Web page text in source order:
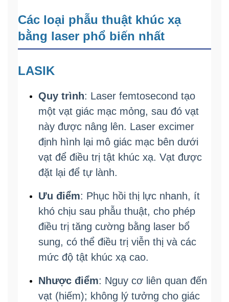
Các loại phẫu thuật khúc xạ
bằng laser phổ biến nhất
LASIK
Quy trình: Laser femtosecond tạo
một vạt giác mạc mỏng, sau đó vạt
này được nâng lên. Laser excimer
định hình lại mô giác mạc bên dưới
vạt để điều trị tật khúc xạ. Vạt được
đặt lại để tự lành.
Ưu điểm: Phục hồi thị lực nhanh, ít
khó chịu sau phẫu thuật, cho phép
điều trị tăng cường bằng laser bổ
sung, có thể điều trị viễn thị và các
mức độ tật khúc xạ cao.
Nhược điểm: Nguy cơ liên quan đến
vạt (hiếm); không lý tưởng cho giác